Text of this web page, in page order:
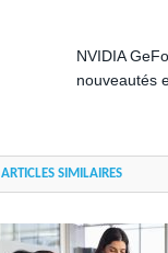
NVIDIA
nouveautés
ARTICLES SIMILAIRES